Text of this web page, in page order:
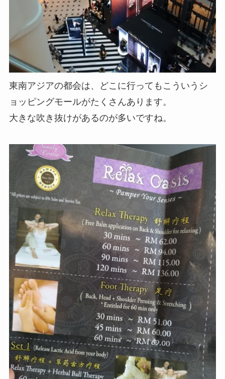
東南アジアの都会は、どこに行ってもこういうシ
ョッピングモールがたくさんあります。
大きな吹き抜けがあるのが多いですね。